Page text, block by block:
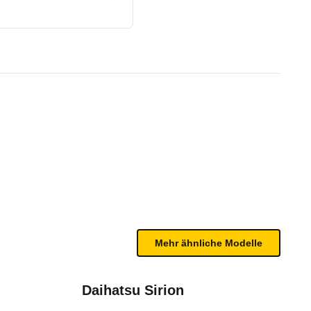
Fahrzeug.
sind, entnehmen Sie bitte dem Rückruf, da
Daihatsu Sirion
Mehr ähnliche Modelle